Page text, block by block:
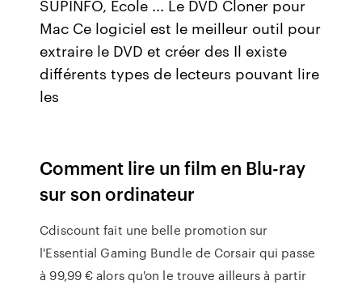
SUPINFO, École ... Le DVD Cloner pour
Mac Ce logiciel est le meilleur outil pour
extraire le DVD et créer des Il existe
différents types de lecteurs pouvant lire
les
Comment lire un film en Blu-ray
sur son ordinateur
Cdiscount fait une belle promotion sur
l'Essential Gaming Bundle de Corsair qui passe
à 99,99 € alors qu'on le trouve ailleurs à partir